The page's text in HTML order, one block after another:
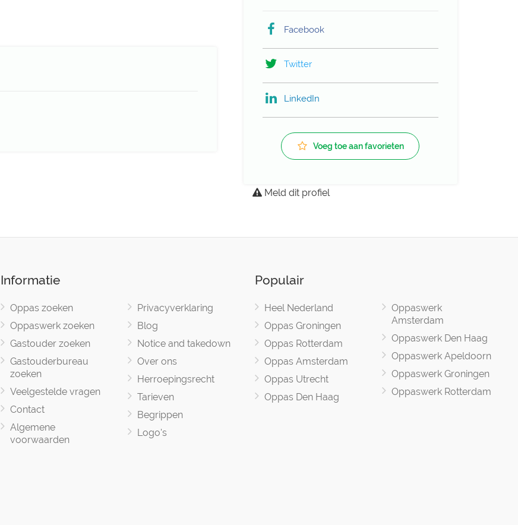
Facebook
Twitter
LinkedIn
Voeg toe aan favorieten
Meld dit profiel
Informatie
Oppas zoeken
Oppaswerk zoeken
Gastouder zoeken
Gastouderbureau
zoeken
Veelgestelde vragen
Contact
Algemene
voorwaarden
Privacyverklaring
Blog
Notice and takedown
Over ons
Herroepingsrecht
Tarieven
Begrippen
Logo's
Populair
Heel Nederland
Oppas Groningen
Oppas Rotterdam
Oppas Amsterdam
Oppas Utrecht
Oppas Den Haag
Oppaswerk
Amsterdam
Oppaswerk Den Haag
Oppaswerk Apeldoorn
Oppaswerk Groningen
Oppaswerk Rotterdam